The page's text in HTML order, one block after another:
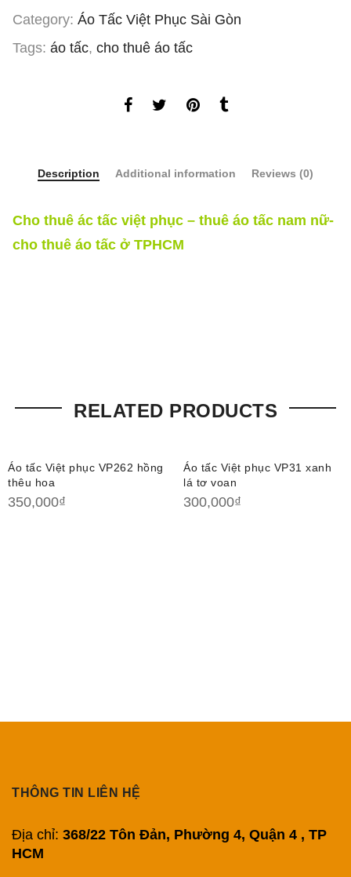
Category: Áo Tấc Việt Phục Sài Gòn
Tags: áo tấc, cho thuê áo tấc
Description Additional information Reviews (0)
Cho thuê ác tấc việt phục – thuê áo tấc nam nữ-
cho thuê áo tấc ở TPHCM
RELATED PRODUCTS
Áo tấc Việt phục VP262 hồng
thêu hoa
350,000₫
Áo tấc Việt phục VP31 xanh
lá tơ voan
300,000₫
THÔNG TIN LIÊN HỆ
Địa chỉ: 368/22 Tôn Đản, Phường 4, Quận 4 , TP
HCM